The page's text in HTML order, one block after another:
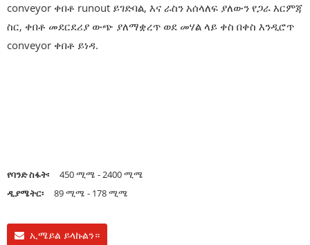
conveyor ቀበቶ runout ይገድባል, እና ራስን አሰላለፍ ያለውን የጋራ እርምጃ
ስር, ቀበቶ መደርደሪያ ውጭ ያለማቋረጥ ወደ መሃል ላይ ቀስ በቀስ እንዲሮጥ
conveyor ቀበቶ ይነዳ.
የባንድ ስፋት፡
450 ሚሜ - 2400 ሚሜ
ዲያሜትር፡
89 ሚሜ - 178 ሚሜ
ኢሜይል ይላኩልን።